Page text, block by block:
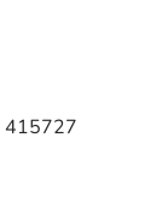
415727